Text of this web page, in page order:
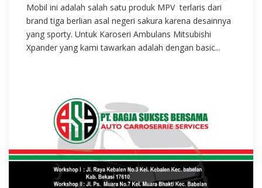
Mobil ini adalah salah satu produk MPV terlaris dari
brand tiga berlian asal negeri sakura karena desainnya
yang sporty. Untuk Karoseri Ambulans Mitsubishi
Xpander yang kami tawarkan adalah dengan basic...